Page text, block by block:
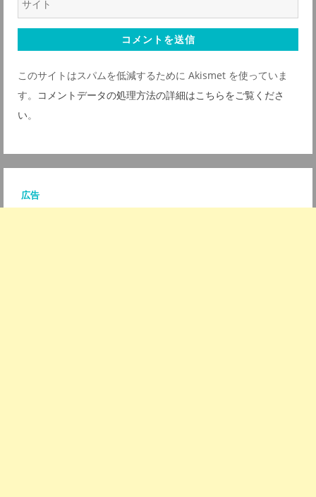
*
ェ
イ
ト
*
このサイトはスパムを低減するために Akismet を使っていま
す。 コメントデータの処理方法の詳細はこちらをご覧くださ
い。
広告